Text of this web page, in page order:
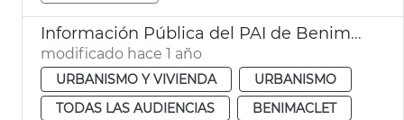
Información Pública del PAI de Benimaclet València
modificado hace 1 año
URBANISMO Y VIVIENDA
URBANISMO
TODAS LAS AUDIENCIAS
BENIMACLET